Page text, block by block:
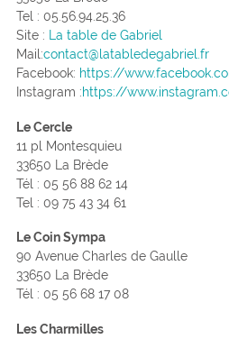
Tel : 05.56.94.25.36
Site :
La table de Gabriel
Mail:contact@latabledegabriel.fr
Facebook: https://
Instagram :https://
Le Cercle
11 pl Montesquieu
33650 La Brède
Tél : 05 56 88 62 14
Tel : 09 75 43 34 61
Le Coin Sympa
90 Avenue Charles de Gaulle
33650 La Brède
Tél : 05 56 68 17 08
Les Charmilles